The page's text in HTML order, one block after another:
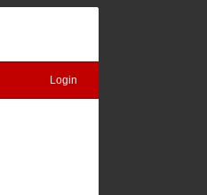
Login